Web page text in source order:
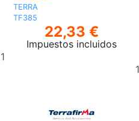
Añadir
TERRA
TF385
22,33 €
Impuestos incluidos